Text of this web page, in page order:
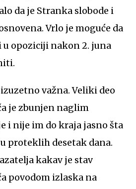
da je Stranka slobode i
Vrlo je moguće da
u opoziciji nakon 2. juna
važna. Veliki deo
je zbunjen naglim
i nije im do kraja jasno šta
u proteklih desetak dana.
kakav je stav
povodom izlaska na